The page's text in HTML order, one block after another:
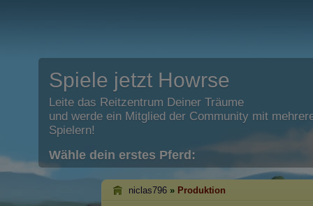
Spiele jetzt Howrse
Leite das Reitzentrum Deiner Träume
und werde ein Mitglied der Community mit
Spielern!
Wähle dein erstes Pferd:
niclas796 » Produktion